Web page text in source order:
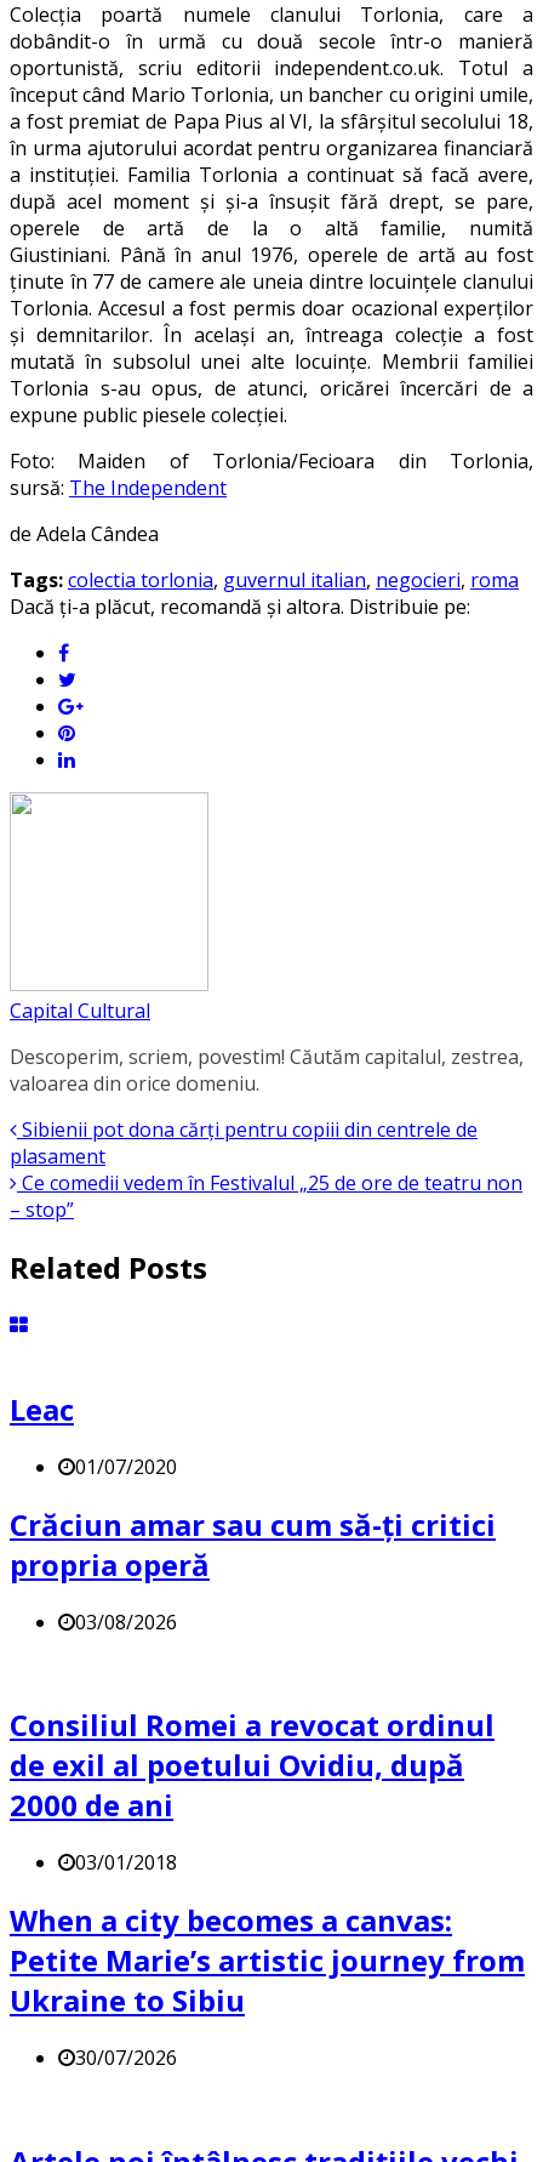
Colecția poartă numele clanului Torlonia, care a
dobândit-o în urmă cu două secole într-o manieră
oportunistă, scriu editorii independent.co.uk. Totul a
început când Mario Torlonia, un bancher cu origini umile,
a fost premiat de Papa Pius al VI, la sfârșitul secolului 18,
în urma ajutorului acordat pentru organizarea financiară
a instituției. Familia Torlonia a continuat să facă avere,
după acel moment și și-a însușit fără drept, se pare,
operele de artă de la o altă familie, numită
Giustiniani. Până în anul 1976, operele de artă au fost
ținute în 77 de camere ale uneia dintre locuințele clanului
Torlonia. Accesul a fost permis doar ocazional experților
și demnitarilor. În același an, întreaga colecție a fost
mutată în subsolul unei alte locuințe. Membrii familiei
Torlonia s-au opus, de atunci, oricărei încercări de a
expune public piesele colecției.
Foto: Maiden of Torlonia/Fecioara din Torlonia,
sursă: The Independent
de Adela Cândea
Tags:colectia torlonia, guvernul italian, negocieri, roma
Dacă ți-a plăcut, recomandă și altora. Distribuie pe:
Capital Cultural
Descoperim, scriem, povestim! Căutăm capitalul, zestrea,
valoarea din orice domeniu.
Sibienii pot dona cărţi pentru copiii din centrele de
plasament
Ce comedii vedem în Festivalul „25 de ore de teatru non
– stop”
Related Posts
Leac
01/07/2020
Crăciun amar sau cum să-ți critici
propria operă
03/08/2026
Consiliul Romei a revocat ordinul
de exil al poetului Ovidiu, după
2000 de ani
03/01/2018
When a city becomes a canvas:
Petite Marie’s artistic journey from
Ukraine to Sibiu
30/07/2026